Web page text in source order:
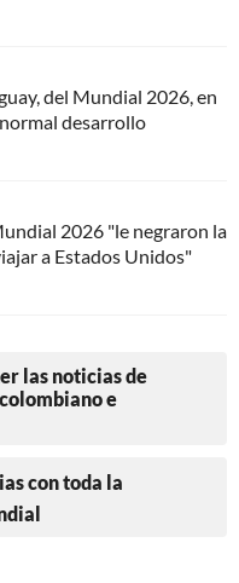
del Mundial 2026, en
desarrollo
2026 "le negraron la
a Estados Unidos"
las noticias de
e
con toda la